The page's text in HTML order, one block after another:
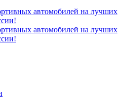
автомобилей на лучших
автомобилей на лучших